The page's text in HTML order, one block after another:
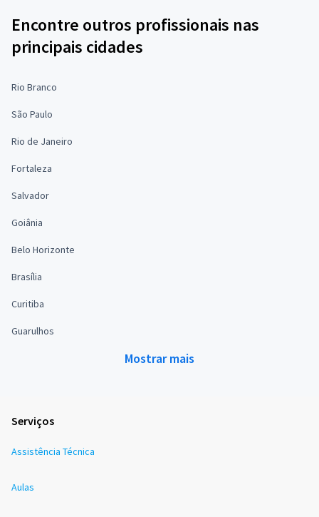
Encontre outros profissionais nas
principais cidades
Rio Branco
São Paulo
Rio de Janeiro
Fortaleza
Salvador
Goiânia
Belo Horizonte
Brasília
Curitiba
Guarulhos
Mostrar mais
Serviços
Assistência Técnica
Aulas